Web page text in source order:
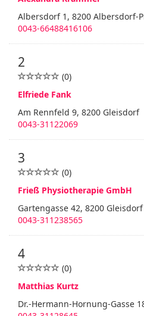
Albersdorf 1, 8200 Albersdorf-
0043-66488416106
2
(0)
Elfriede Fank
Am Rennfeld 9, 8200 Gleisdorf
0043-31122069
3
(0)
Frieß Physiotherapie GmbH
Gartengasse 42, 8200 Gleisdorf
0043-311238565
4
(0)
Matthias Kurtz
Dr.-Hermann-Hornung-Gasse